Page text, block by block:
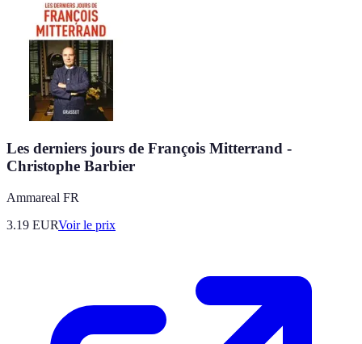
Les derniers jours de François Mitterrand -
Christophe Barbier
Ammareal FR
3.19 EURVoir le prix